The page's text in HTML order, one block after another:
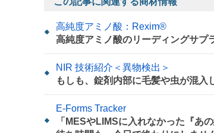
高純度アミノ酸：Rexim®
高純度アミノ酸のリーディングサプ
NIR 技術紹介＜異物検出＞
もしも、錠剤内部に毛髪や虫が混入
E-Forms Tracker
「MESやLIMSに入れなかった『あ